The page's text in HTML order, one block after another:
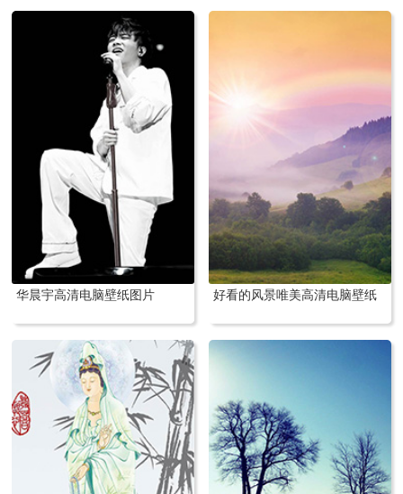
华晨宇高清电脑壁纸图片 好看的风景唯美高清电脑壁纸